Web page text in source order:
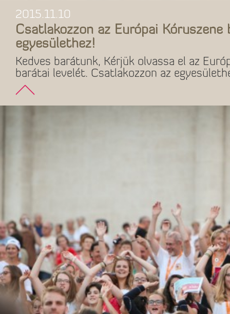
2015.11.10
Csatlakozzon az Európai Kóruszene
egyesülethez!
Kedves barátunk, Kérjük olvassa el az
barátai levelét. Csatlakozzon az